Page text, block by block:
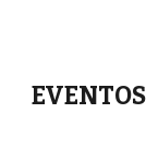
EVENTOS